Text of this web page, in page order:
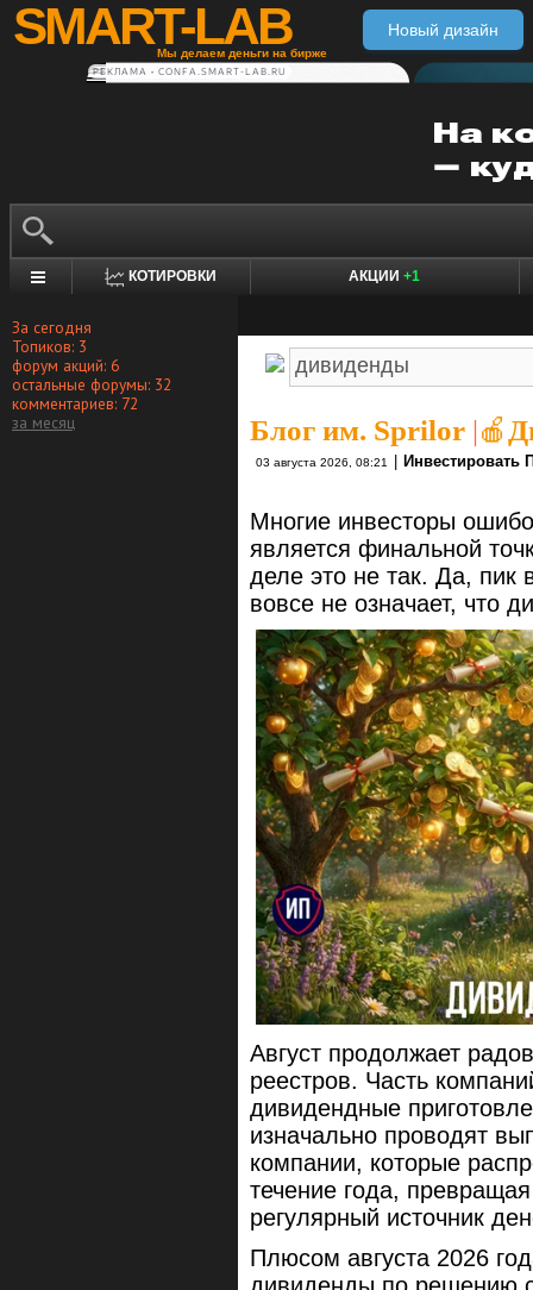
SMART-LAB
Мы делаем деньги на бирже
Новый дизайн
РЕКЛАМА • CONFA.SMART-LAB.RU
КОТИРОВКИ АКЦИИ +1
За сегодня
Топиков: 3
форум акций: 6
остальные форумы: 32
комментариев: 72
за месяц
Блог им. Sprilor |
03 августа 2026, 08:21 Инвестировать
Многие инвесторы
является финальной
деле это не так. Да, пик
вовсе не означает, что
Август продолжает
реестров. Часть
дивидендные
изначально проводят
компании, которые
течение года,
регулярный источник
Плюсом августа 2026